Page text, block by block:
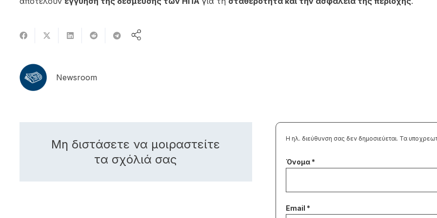
Newsroom
Μη διστάσετε να μοιραστείτε
τα σχόλιά σας
Η ηλ. διεύθυνση σας δεν δημοσιεύεται. Τα